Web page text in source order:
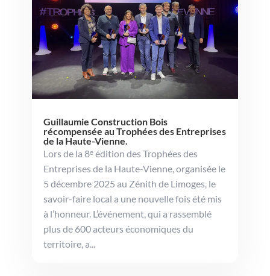
Guillaumie Construction Bois
récompensée au Trophées des Entreprises
de la Haute-Vienne.
Lors de la 8ᵉ édition des Trophées des
Entreprises de la Haute-Vienne, organisée le
5 décembre 2025 au Zénith de Limoges, le
savoir-faire local a une nouvelle fois été mis
à l’honneur. L’événement, qui a rassemblé
plus de 600 acteurs économiques du
territoire, a...